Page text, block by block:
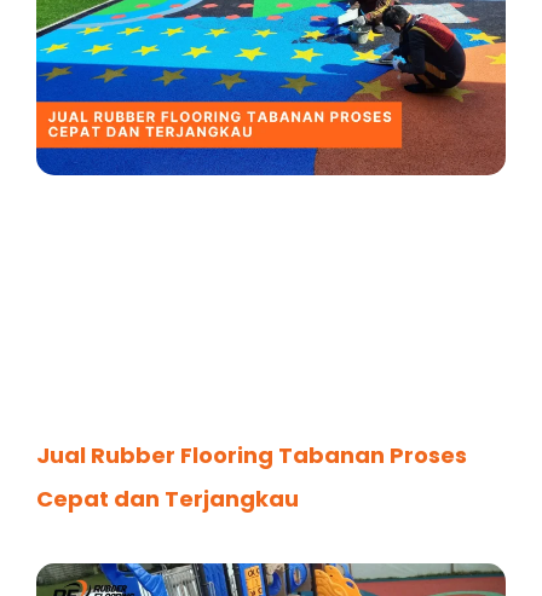
Jual Rubber Flooring Tabanan Proses
Cepat dan Terjangkau